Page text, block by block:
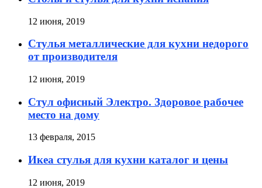
12 июня, 2019
Стулья металлические для кухни недорого
от производителя
12 июня, 2019
Стул офисный Электро. Здоровое рабочее
место на дому
13 февраля, 2015
Икеа стулья для кухни каталог и цены
12 июня, 2019